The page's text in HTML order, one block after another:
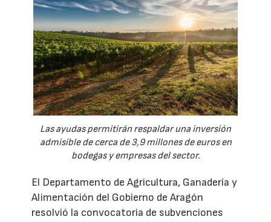
Las ayudas permitirán respaldar una inversión
admisible de cerca de 3,9 millones de euros en
bodegas y empresas del sector.
El Departamento de Agricultura, Ganadería y
Alimentación del Gobierno de Aragón
resolvió la convocatoria de subvenciones